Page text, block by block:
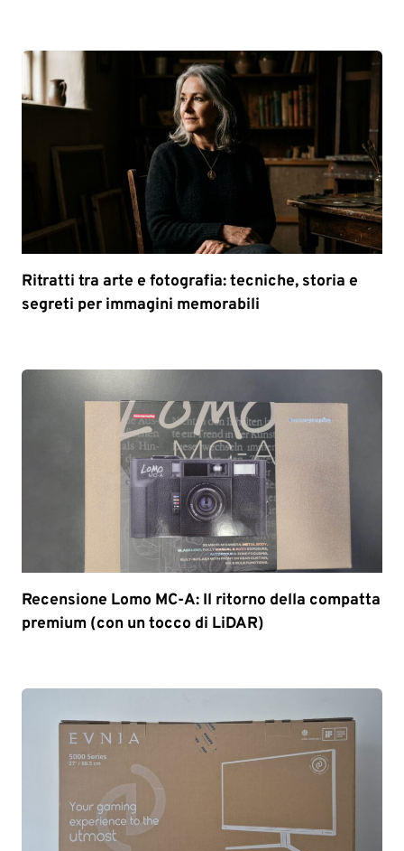
Ritratti tra arte e fotografia: tecniche, storia e
segreti per immagini memorabili
Recensione Lomo MC-A: Il ritorno della compatta
premium (con un tocco di LiDAR)